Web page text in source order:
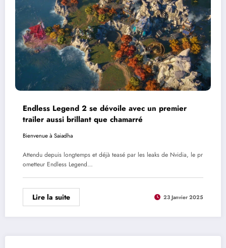
Endless Legend 2 se dévoile avec un premier
trailer aussi brillant que chamarré
Bienvenue à Saiadha
Attendu depuis longtemps et déjà teasé par les leaks de Nvidia, le pr
ometteur Endless Legend…
Lire la suite 23 Janvier 2025